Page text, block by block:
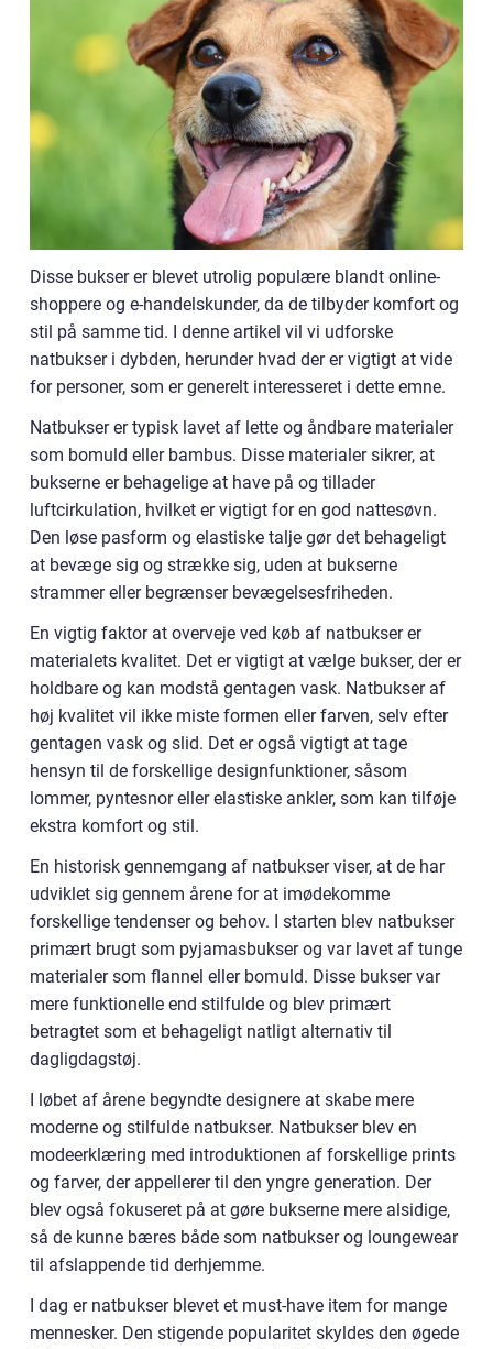
Disse bukser er blevet utrolig populære blandt online-
shoppere og e-handelskunder, da de tilbyder komfort og
stil på samme tid. I denne artikel vil vi udforske
natbukser i dybden, herunder hvad der er vigtigt at vide
for personer, som er generelt interesseret i dette emne.
Natbukser er typisk lavet af lette og åndbare materialer
som bomuld eller bambus. Disse materialer sikrer, at
bukserne er behagelige at have på og tillader
luftcirkulation, hvilket er vigtigt for en god nattesøvn.
Den løse pasform og elastiske talje gør det behageligt
at bevæge sig og strække sig, uden at bukserne
strammer eller begrænser bevægelsesfriheden.
En vigtig faktor at overveje ved køb af natbukser er
materialets kvalitet. Det er vigtigt at vælge bukser, der er
holdbare og kan modstå gentagen vask. Natbukser af
høj kvalitet vil ikke miste formen eller farven, selv efter
gentagen vask og slid. Det er også vigtigt at tage
hensyn til de forskellige designfunktioner, såsom
lommer, pyntesnor eller elastiske ankler, som kan tilføje
ekstra komfort og stil.
En historisk gennemgang af natbukser viser, at de har
udviklet sig gennem årene for at imødekomme
forskellige tendenser og behov. I starten blev natbukser
primært brugt som pyjamasbukser og var lavet af tunge
materialer som flannel eller bomuld. Disse bukser var
mere funktionelle end stilfulde og blev primært
betragtet som et behageligt natligt alternativ til
dagligdagstøj.
I løbet af årene begyndte designere at skabe mere
moderne og stilfulde natbukser. Natbukser blev en
modeerklæring med introduktionen af forskellige prints
og farver, der appellerer til den yngre generation. Der
blev også fokuseret på at gøre bukserne mere alsidige,
så de kunne bæres både som natbukser og loungewear
til afslappende tid derhjemme.
I dag er natbukser blevet et must-have item for mange
mennesker. Den stigende popularitet skyldes den øgede